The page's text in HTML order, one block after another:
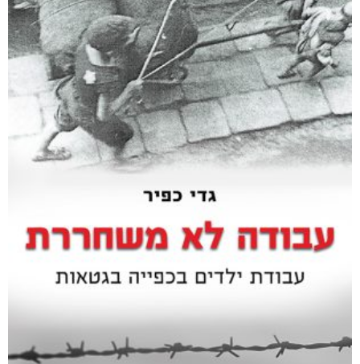
אפליקציית ספריאפ
קטגוריות
מוצרים קשורים